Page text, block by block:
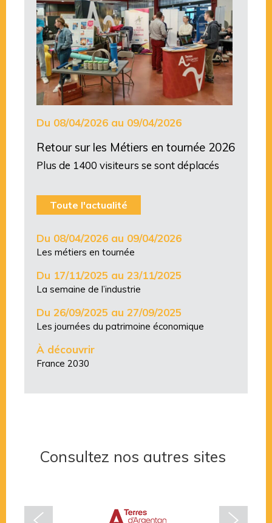
Du 08/04/2026 au 09/04/2026
Retour sur les Métiers en tournée 2026
Plus de 1400 visiteurs se sont déplacés
Toute l'actualité
Du 08/04/2026 au 09/04/2026
Les métiers en tournée
Du 17/11/2025 au 23/11/2025
La semaine de l’industrie
Du 26/09/2025 au 27/09/2025
Les journées du patrimoine économique
À découvrir
France 2030
Consultez nos autres sites